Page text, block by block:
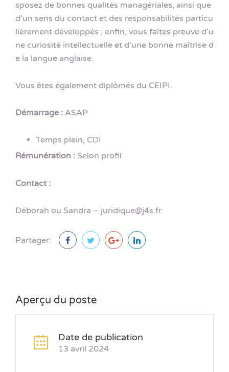
sposez de bonnes qualités managériales, ainsi que
d’un sens du contact et des responsabilités particu
lièrement développés ; enfin, vous faîtes preuve d’u
ne curiosité intellectuelle et d’une bonne maîtrise d
e la langue anglaise.
Vous êtes également diplômés du CEIPI.
Démarrage : ASAP
Temps plein, CDI
Rémunération : Selon profil
Contact :
Déborah ou Sandra – juridique@j4s.fr
Partager:
Aperçu du poste
Date de publication
13 avril 2024